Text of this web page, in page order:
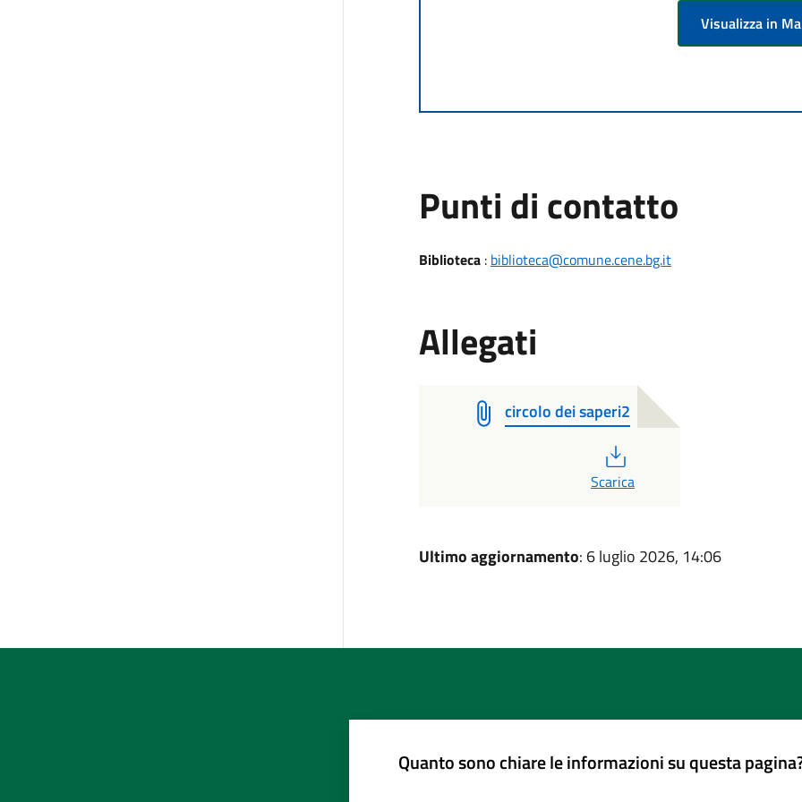
Visualizza in
Punti di contatto
Biblioteca: biblioteca@comune.cene.bg.it
Allegati
circolo dei saperi2
Scarica
Ultimo aggiornamento: 6 luglio 2026, 14:06
Quanto sono chiare le informazioni su questa